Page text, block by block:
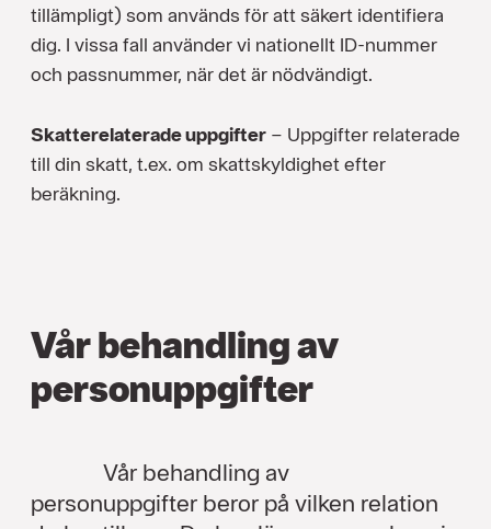
tillämpligt) som används för att säkert identifiera
dig. I vissa fall använder vi nationellt ID-nummer
och passnummer, när det är nödvändigt.
Skatterelaterade uppgifter – Uppgifter relaterade
till din skatt, t.ex. om skattskyldighet efter
beräkning.
Vår behandling av
person­uppgifter
Vår behandling av
personuppgifter beror på vilken relation